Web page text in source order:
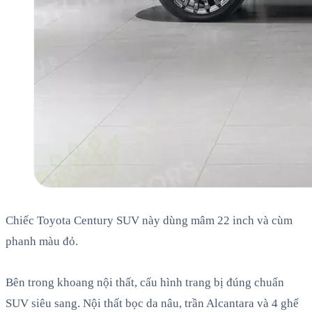
Chiếc Toyota Century SUV này dùng mâm 22 inch và cùm
phanh màu đỏ.
Bên trong khoang nội thất, cấu hình trang bị đúng chuẩn
SUV siêu sang. Nội thất bọc da nâu, trần Alcantara và 4 ghế